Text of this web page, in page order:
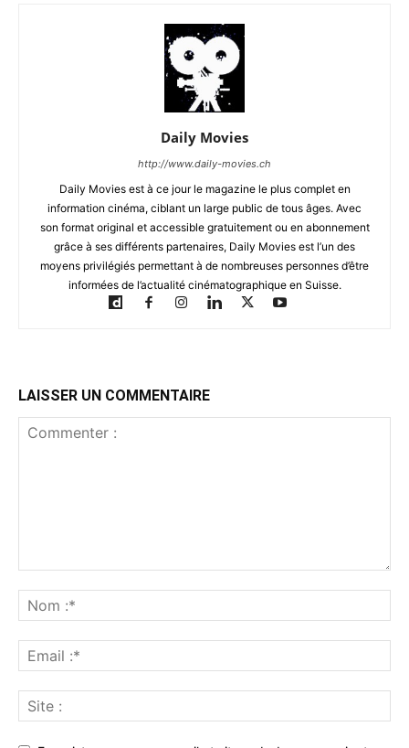
Daily Movies
http://www.daily-movies.ch
Daily Movies est à ce jour le magazine le plus complet en
information cinéma, ciblant un large public de tous âges. Avec
son format original et accessible gratuitement ou en abonnement
grâce à ses différents partenaires, Daily Movies est l’un des
moyens privilégiés permettant à de nombreuses personnes d’être
informées de l’actualité cinématographique en Suisse.
LAISSER UN COMMENTAIRE